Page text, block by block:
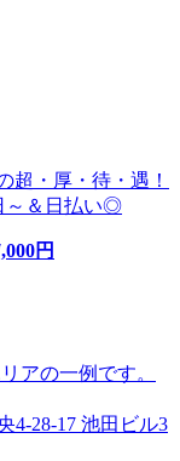
超・厚・待・遇！
～＆日払い◎
円
アの一例です。
4-28-17 池田ビル3